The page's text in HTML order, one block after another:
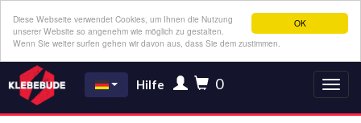
OK
Diese Webseite verwendet Cookies, um Ihnen die Nutzung
unserer Website so angenehm wie möglich zu gestalten.
Wenn Sie weiter surfen gehen wir davon aus, dass Sie dem zustimmen.
Hilfe 0